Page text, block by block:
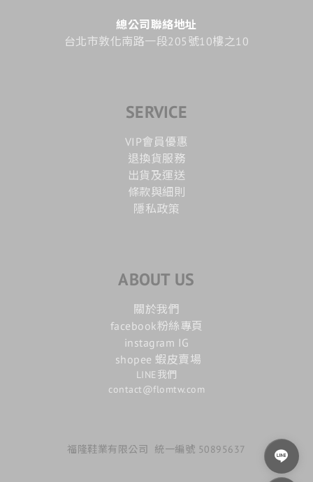
總公司聯絡地址
台北市敦化南路一段205號10樓之10
SERVICE
VIP會員優惠
退換貨服務
出貨及運送
條款與細則
隱私政策
ABOUT US
關於我們
facebook粉絲專頁
instagram IG
shopee 蝦皮賣場
LINE我們
contact@flomtw.com
福隆鞋業有限公司 統一編號 50895637